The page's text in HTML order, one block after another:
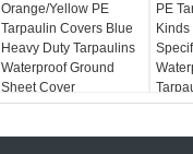
Orange/Yellow PE
Tarpaulin Covers Blue
Heavy Duty Tarpaulins
Waterproof Ground
Sheet Cover
PE
Kinds
Pe